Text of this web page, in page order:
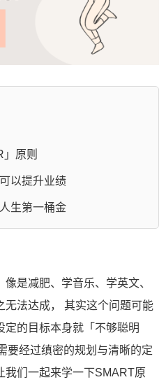
原则
以提升业绩
生第一桶金
是减肥、学音乐、学英文、
法达成， 其实这个问题可能
定的目标本身就「不够聪明
要经过缜密的规划与清晰的定
我们一起来学一下SMART原